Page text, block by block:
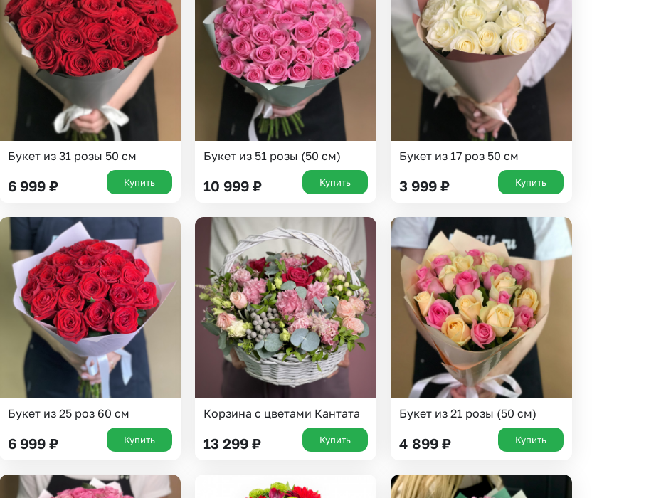
Insta букеты
Хиты продаж
Новинки
До 10000 рублей
Черная пятница
Все категории
Букет из 31 розы 50 см
6 999 ₽ Купить
Букет из 51 розы (50 см)
10 999 ₽ Купить
Букет из 17 роз 50 см
3 999 ₽ Купить
Букет из 25 роз 60 см
6 999 ₽ Купить
Корзина с цветами Кантата
13 299 ₽ Купить
Букет из 21 розы (50 см)
4 899 ₽ Купить